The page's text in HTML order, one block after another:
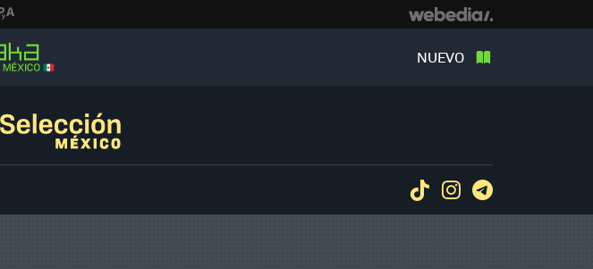
NUEVO
TiktokInstagram